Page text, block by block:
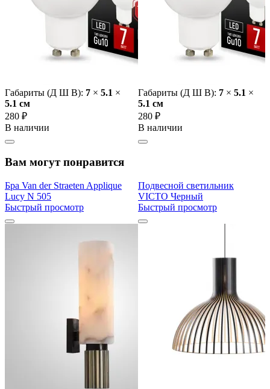
Габариты (Д Ш В): 7 × 5.1 ×
5.1 cм
280 ₽
В наличии
Габариты (Д Ш В): 7 × 5.1 ×
5.1 cм
280 ₽
В наличии
Вам могут понравится
Бра Van der Straeten Applique
Lucy N 505
Быстрый просмотр
Подвесной светильник
VICTO Черный
Быстрый просмотр